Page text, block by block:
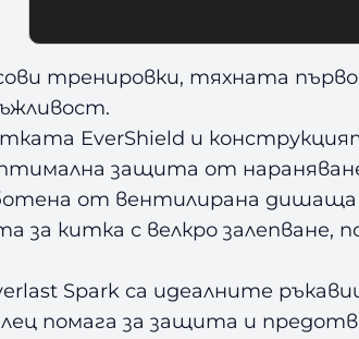
тренировки, тяхната
EverShield и
защита от
от вентилирана
китка с велкро залепване,
Spark са идеалните
помага за защита и